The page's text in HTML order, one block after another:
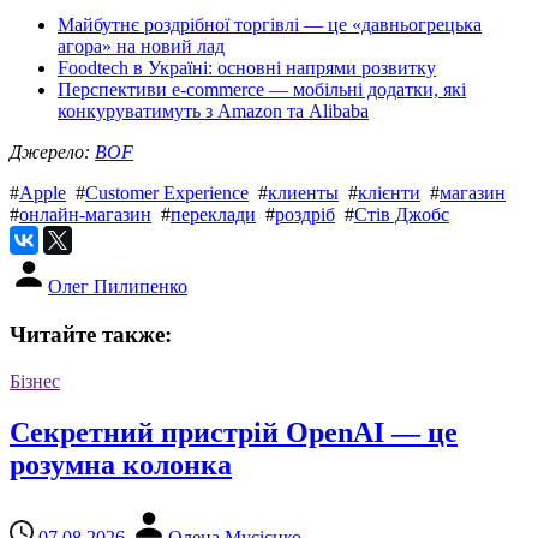
Майбутнє роздрібної торгівлі — це «давньогрецька
агора» на новий лад
Foodtech в Україні: основні напрями розвитку
Перспективи e-commerce — мобільні додатки, які
конкуруватимуть з Amazon та Alibaba
Джерело: BOF
#Apple #Customer Experience #клиенты #клієнти #магазин
#онлайн-магазин #переклади #роздріб #Стів Джобс
Олег Пилипенко
Читайте также:
Бізнес
Секретний пристрій OpenAI — це
розумна колонка